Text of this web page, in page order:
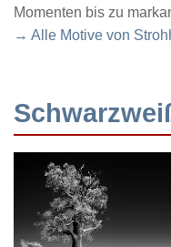
Momenten bis zu
→ Alle Motive von